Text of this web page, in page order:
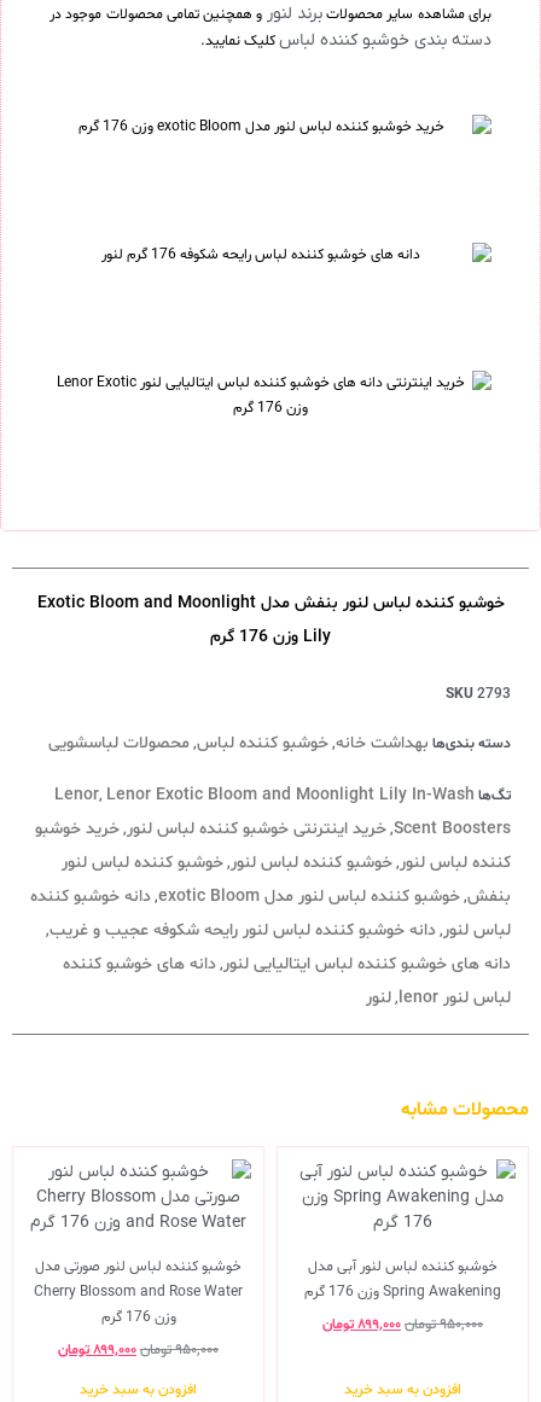
برای مشاهده سایر محصولاتبرند لنور و همچنین تمامی محصولات موجود در
دسته بندی خوشبو کننده لباسکلیک نمایید.
خوشبو کننده لباس لنور بنفش مدل Exotic Bloom and Moonlight
Lily وزن 176 گرم
SKU2793
دسته بندی‌ها بهداشت خانه,خوشبو کننده لباس,محصولات لباسشویی
تگ‌ها Lenor, Lenor Exotic Bloom and Moonlight Lily In-Wash
Scent Boosters
,خرید اینترنتی خوشبو کننده لباس لنور,خرید خوشبو
کننده لباس لنور,خوشبو کننده لباس لنور,خوشبو کننده لباس لنور
بنفش,خوشبو کننده لباس لنور مدل exotic Bloom ,دانه خوشبو کننده
لباس لنور,دانه خوشبو کننده لباس لنور رایحه شکوفه عجیب و غریب,
دانه های خوشبو کننده لباس ایتالیایی لنور,دانه های خوشبو کننده
لباس لنور lenor
,لنور
محصولات مشابه
خوشبو کننده لباس لنور آبی مدل
Spring Awakening وزن 176 گرم
۹۵۰,۰۰۰تومان۸۹۹,۰۰۰تومان
افزودن به سبد خرید
خوشبو کننده لباس لنور صورتی مدل
Cherry Blossom and Rose Water
وزن 176 گرم
۹۵۰,۰۰۰تومان۸۹۹,۰۰۰تومان
افزودن به سبد خرید